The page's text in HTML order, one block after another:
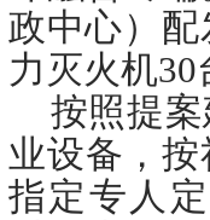
政中心）
力灭火机
按照提案
业设备，
指定专人